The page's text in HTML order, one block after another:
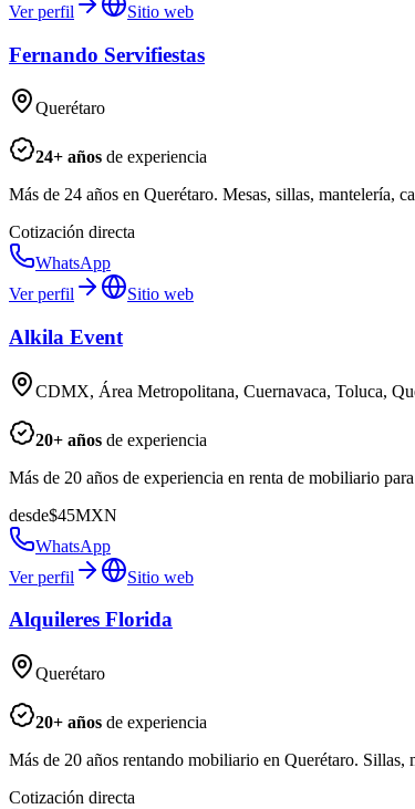
Ver perfil
Sitio web
Fernando Servifiestas
Querétaro
24+ años de experiencia
Más de 24 años en Querétaro. Mesas, sillas, mantelería,
Cotización directa
WhatsApp
Ver perfil
Sitio web
Alkila Event
CDMX, Área Metropolitana, Cuernavaca, Toluca,
20+ años de experiencia
Más de 20 años de experiencia en renta de mobiliario
desde$45MXN
WhatsApp
Ver perfil
Sitio web
Alquileres Florida
Querétaro
20+ años de experiencia
Más de 20 años rentando mobiliario en Querétaro. Sillas,
Cotización directa